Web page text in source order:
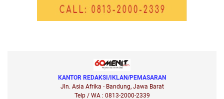
KANTOR REDAKSI/IKLAN/PEMASARAN
Jln. Asia Afrika - Bandung, Jawa Barat
Telp / WA : 0813-2000-2339